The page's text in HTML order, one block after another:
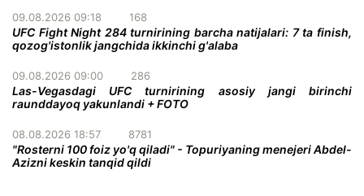
09.08.2026 09:18 168
UFC Fight Night 284 turnirining barcha natijalari: 7 ta finish,
qozog'istonlik jangchida ikkinchi g'alaba
09.08.2026 09:00 286
Las-Vegasdagi UFC turnirining asosiy jangi birinchi
raunddayoq yakunlandi + FOTO
08.08.2026 18:57 8781
"Rosterni 100 foiz yo'q qiladi" - Topuriyaning menejeri Abdel-
Azizni keskin tanqid qildi